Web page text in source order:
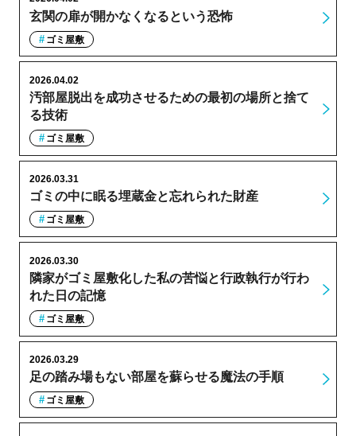
玄関の扉が開かなくなるという恐怖
ゴミ屋敷
汚部屋脱出を成功させるための最初の場所と捨て
る技術
2026.04.02
ゴミ屋敷
ゴミの中に眠る埋蔵金と忘れられた財産
2026.03.31
ゴミ屋敷
隣家がゴミ屋敷化した私の苦悩と行政執行が行わ
れた日の記憶
2026.03.30
ゴミ屋敷
足の踏み場もない部屋を蘇らせる魔法の手順
2026.03.29
ゴミ屋敷